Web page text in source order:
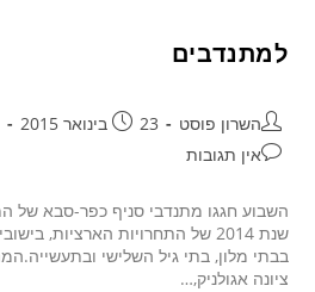
למתנדבים
השרון פוסט 23 בינואר 2015
אין תגובות
השבוע חגגו מתנדבי סניף כפר-סבא של
שנת 2014 של התחרויות הארציות,
בבתי מלון, בתי גיל השלישי
ציונה אגולניק,…